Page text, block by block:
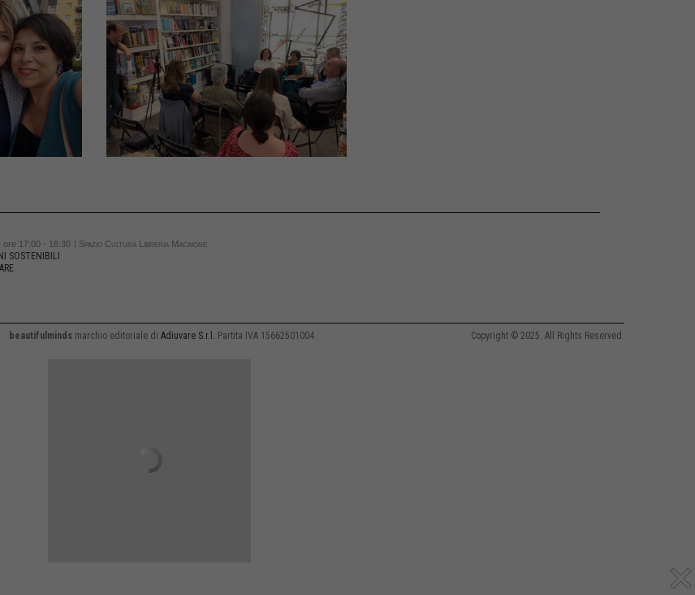
ore 17:00 - 18:30
| Spazio Cultura Libreria Macaione
SOSTENIBILI
beautifulminds marchio editoriale di Adiuvare S.r.l. Partita IVA 15662501004 Copyright © 2025. All Rights Reserved.